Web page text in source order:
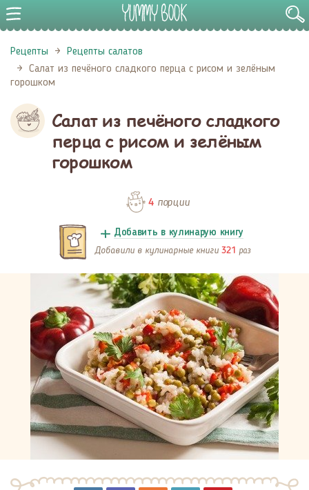
Рецепты
Рецепты салатов
Салат из печёного сладкого перца с рисом и зелёным
горошком
Салат из печёного сладкого
перца с рисом и зелёным
горошком
4порции
Добавить в кулинарую книгу
Добавили в кулинарные книги 321 раз